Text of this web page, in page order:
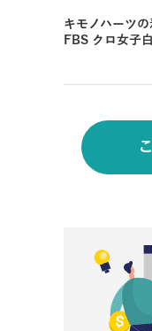
キモノハーツ
FBS クロ女子